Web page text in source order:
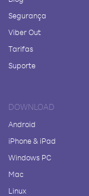
Segurança
Viber Out
Tarifas
Suporte
DOWNLOAD
Android
iPhone & iPad
Windows PC
Mac
Linux